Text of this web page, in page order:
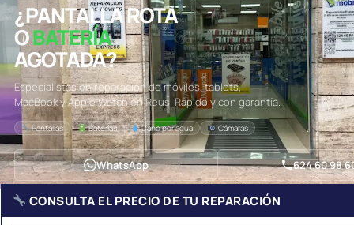
¿PANTALLA ROTA
OBATERÍA
AGOTADA?
Especialistas en reparación de móviles, tablets,
MacBook y Apple Watch en Reus. Rápido y con garantía.
Pantallas Baterías Daño por agua Cámaras
WhatsApp 624 60 98
CONSULTA EL PRECIO DE TU REPARACIÓN